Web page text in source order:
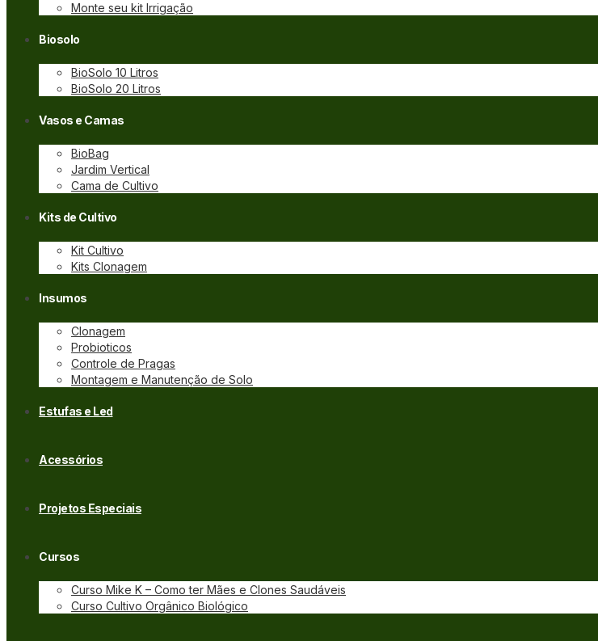
Monte seu kit Irrigação
Biosolo
BioSolo 10 Litros
BioSolo 20 Litros
Vasos e Camas
BioBag
Jardim Vertical
Cama de Cultivo
Kits de Cultivo
Kit Cultivo
Kits Clonagem
Insumos
Clonagem
Probioticos
Controle de Pragas
Montagem e Manutenção de Solo
Estufas e Led
Acessórios
Projetos Especiais
Cursos
Curso Mike K – Como ter Mães e Clones Saudáveis
Curso Cultivo Orgânico Biológico